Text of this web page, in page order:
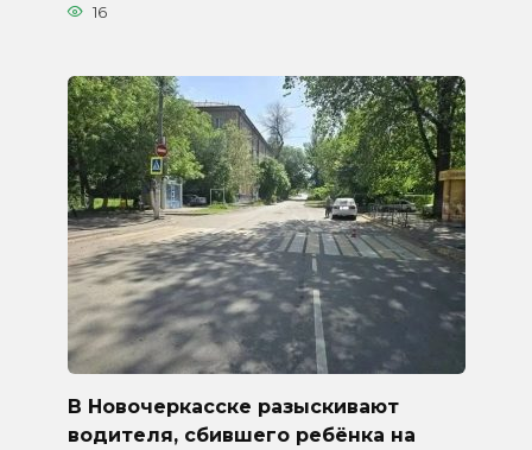
16
В Новочеркасске разыскивают
водителя, сбившего ребёнка на